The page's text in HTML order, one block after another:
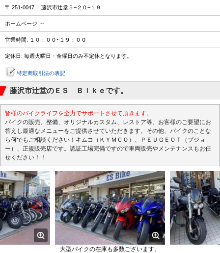
〒 251-0047 藤沢市辻堂５−２０−１９
ホームページ: --
営業時間: １０：００~１９：００
定休日: 毎週火曜日・金曜日のみ不定休となります。
特定商取引法の表記
藤沢市辻堂のＥＳ Ｂｉｋｅです。
皆様のバイクライフを全力でサポートさせて頂きます。
バイクの販売、整備、オリジナルカスタム、レストア等、お客様のご要望にお
答えし最適なメニューをご提供させていただきます。その他、バイクのことな
ら何でもご相談ください！キムコ（ＫＹＭＣＯ）、ＰＥＵＧＥＯＴ（プジョ
ー）、正規販売店です。認証工場完備ですので車両販売やメンテナンスもお任
せください！！
大型バイクの在庫も多数ございます。